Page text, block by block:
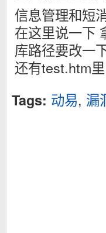
信息管理和短
在这里说一下
库路径要改一
还有test.htm
Tags: 动易, 漏